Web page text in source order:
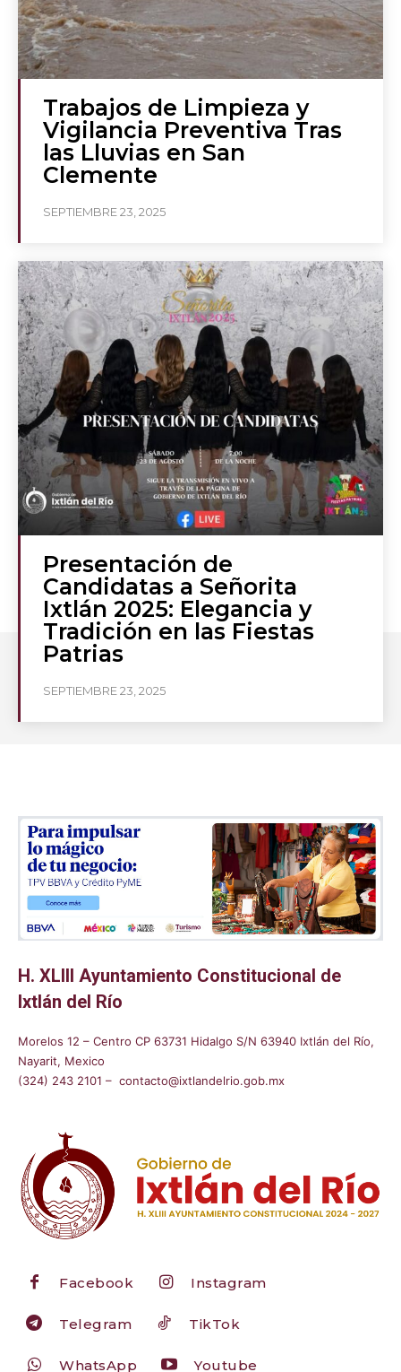
Trabajos de Limpieza y
Vigilancia Preventiva Tras
las Lluvias en San
Clemente
SEPTIEMBRE 23, 2025
Presentación de
Candidatas a Señorita
Ixtlán 2025: Elegancia y
Tradición en las Fiestas
Patrias
SEPTIEMBRE 23, 2025
H. XLIII Ayuntamiento Constitucional de
Ixtlán del Río
Morelos 12 – Centro CP 63731 Hidalgo S/N 63940 Ixtlán del Río,
Nayarit, Mexico
(324) 243 2101 – contacto@ixtlandelrio.gob.mx
Facebook Instagram
Telegram TikTok
WhatsApp Youtube